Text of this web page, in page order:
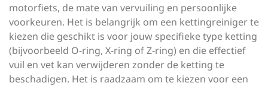
motorfiets, de mate van vervuiling en persoonlijke
voorkeuren. Het is belangrijk om een kettingreiniger te
kiezen die geschikt is voor jouw specifieke type ketting
(bijvoorbeeld O-ring, X-ring of Z-ring) en die effectief
vuil en vet kan verwijderen zonder de ketting te
beschadigen. Het is raadzaam om te kiezen voor een